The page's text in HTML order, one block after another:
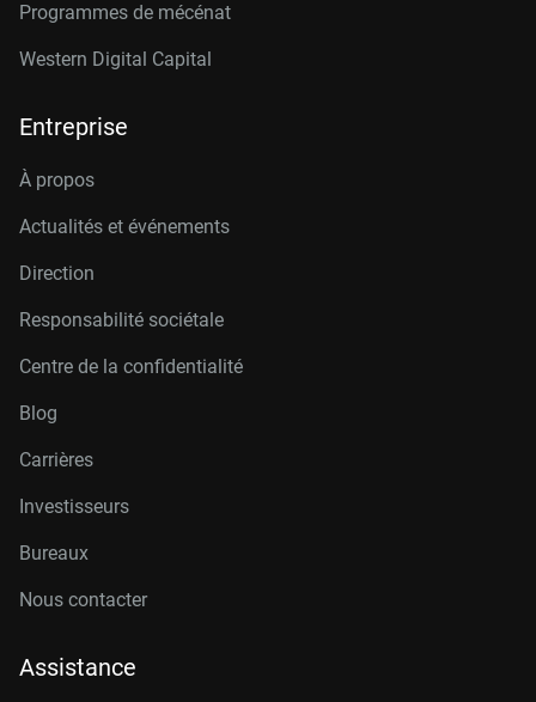
Programmes de mécénat
Western Digital Capital
Entreprise
À propos
Actualités et événements
Direction
Responsabilité sociétale
Centre de la confidentialité
Blog
Carrières
Investisseurs
Bureaux
Nous contacter
Assistance